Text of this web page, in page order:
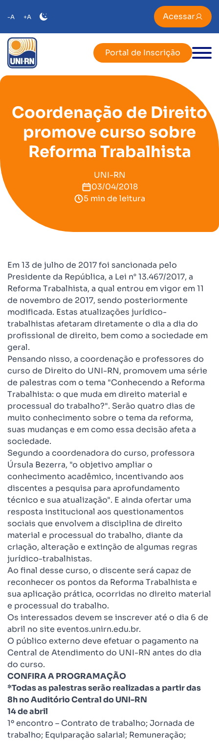
-A +A Acessar
Portal de Inscrição
Coordenação de Direito
promove curso sobre
Reforma Trabalhista
UNI-RN
03/04/2018
5 min de leitura
Em 13 de julho de 2017 foi sancionada pelo
Presidente da República, a Lei n° 13.467/2017, a
Reforma Trabalhista, a qual entrou em vigor em 11
de novembro de 2017, sendo posteriormente
modificada. Estas atualizações jurídico-
trabalhistas afetaram diretamente o dia a dia do
profissional de direito, bem como a sociedade em
geral.
Pensando nisso, a coordenação e professores do
curso de Direito do UNI-RN, promovem uma série
de palestras com o tema "Conhecendo a Reforma
Trabalhista: o que muda em direito material e
processual do trabalho?". Serão quatro dias de
muito conhecimento sobre o tema da reforma,
suas mudanças e em como essa decisão afeta a
sociedade.
Segundo a coordenadora do curso, professora
Úrsula Bezerra, "o objetivo ampliar o
conhecimento acadêmico, incentivando aos
discentes a pesquisa para aprofundamento
técnico e sua atualização". E ainda ofertar uma
resposta institucional aos questionamentos
sociais que envolvem a disciplina de direito
material e processual do trabalho, diante da
criação, alteração e extinção de algumas regras
jurídico-trabalhistas.
Ao final desse curso, o discente será capaz de
reconhecer os pontos da Reforma Trabalhista e
sua aplicação prática, ocorridas no direito material
e processual do trabalho.
Os interessados devem se inscrever até o dia 6 de
abril no site eventos.unirn.edu.br.
O público externo deve efetuar o pagamento na
Central de Atendimento do UNI-RN antes do dia
do curso.
CONFIRA A PROGRAMAÇÃO
*Todas as palestras serão realizadas a partir das
8h no Auditório Central do UNI-RN
14 de abril
1º encontro – Contrato de trabalho; Jornada de
trabalho; Equiparação salarial; Remuneração;